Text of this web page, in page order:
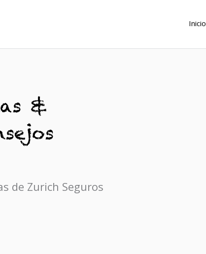
Inicio
de Zurich Seguros